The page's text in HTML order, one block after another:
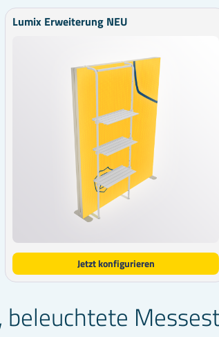
Lumix Erweiterung NEU
Jetzt konfigurieren